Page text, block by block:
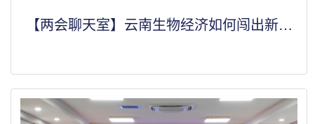
【两会聊天室】云南生物经济如何闯出新赛